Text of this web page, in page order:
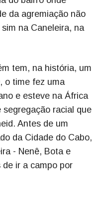
da agremiação não
na Caneleira, na
tem, na história, um
o time fez uma
e esteve na África
segregação racial que
Antes de um
da Cidade do Cabo,
- Nenê, Bota e
ir a campo por